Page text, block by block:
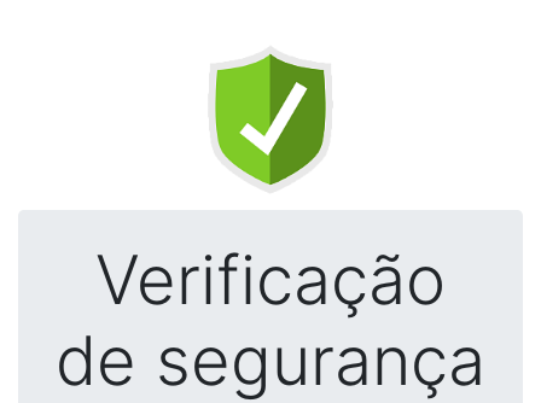
Verificação
de segurança